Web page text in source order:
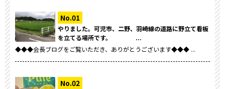
やりました。可児市、二野、羽崎線の道路に野立て看板
を立てる場所です。 ...
◆◆◆会長ブログをご覧いただき、ありがとうございます◆◆◆ ...